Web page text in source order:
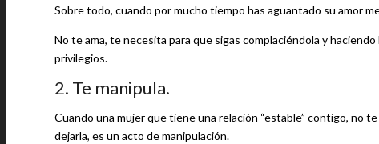
Sobre todo, cuando por mucho tiempo has aguantado su amor
No te ama, te necesita para que sigas complaciéndola y
privilegios.
2. Te manipula.
Cuando una mujer que tiene una relación “estable” contigo, no
dejarla, es un acto de manipulación.